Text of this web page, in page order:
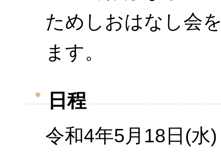
ためしおはなし会
ます。
日程
令和4年5 月 18日 (水)